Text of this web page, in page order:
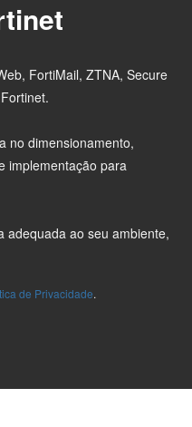
FortiMail, ZTNA, Secure
no dimensionamento,
implementação para
adequada ao seu ambiente,
de Privacidade.